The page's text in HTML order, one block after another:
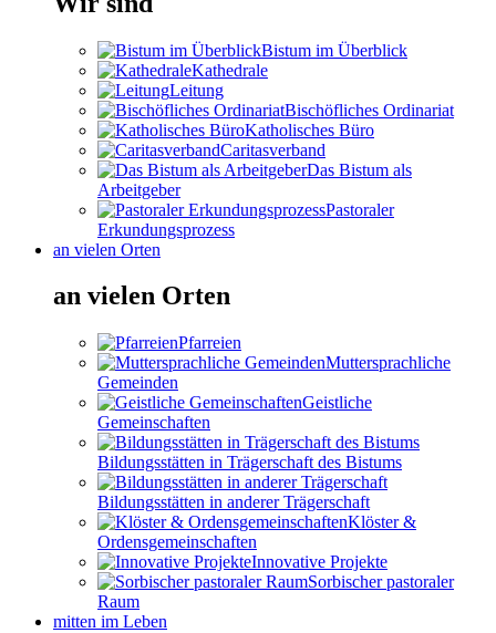
Bistum im Überblick
Kathedrale
Leitung
Bischöfliches Ordinariat
Katholisches Büro
Caritasverband
Das Bistum als
Arbeitgeber
Pastoraler
Erkundungsprozess
an vielen Orten
an vielen Orten
Pfarreien
Muttersprachliche
Gemeinden
Geistliche
Gemeinschaften
Bildungsstätten in Trägerschaft des Bistums
Bildungsstätten in anderer Trägerschaft
Klöster &
Ordensgemeinschaften
Innovative Projekte
Sorbischer pastoraler
Raum
mitten im Leben